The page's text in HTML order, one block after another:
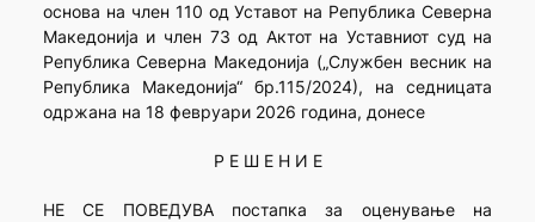
основа на член 110 од Уставот на Република Северна
Македонија и член 73 од Aктот на Уставниот суд на
Република Северна Македонија („Службен весник на
Република Македонија“ бр.115/2024), на седницата
одржана на 18 февруари 2026 година, донесе
Р Е Ш Е Н И Е
НЕ СЕ ПОВЕДУВА постапка за оценување на